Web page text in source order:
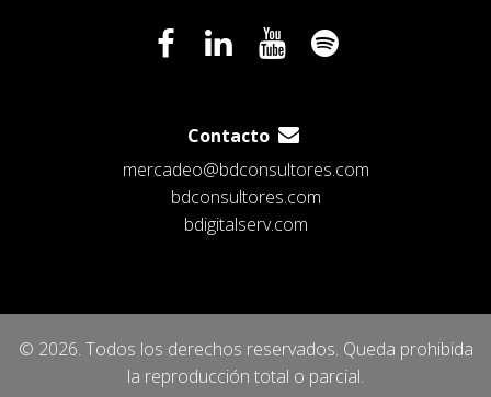
Contacto
mercadeo@bdconsultores.com
bdconsultores.com
bdigitalserv.com
© 2026. Todos los derechos reservados. Queda prohibida
la reproducción total o parcial.